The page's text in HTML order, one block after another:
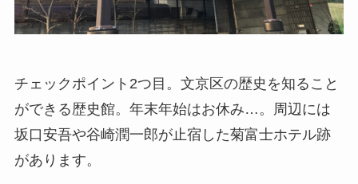
チェックポイント2つ目。文京区の歴史を知ること
ができる歴史館。年末年始はお休み…。周辺には
坂口安吾や谷崎潤一郎が止宿した菊富士ホテル跡
があります。